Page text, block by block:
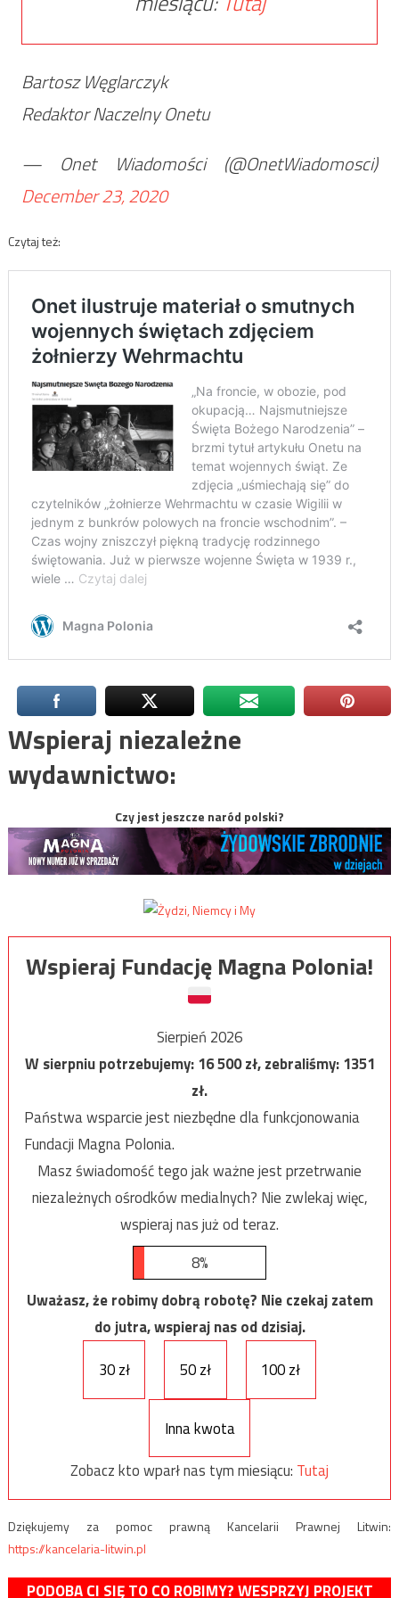
Bartosz Węglarczyk
Redaktor Naczelny Onetu
— Onet Wiadomości (@OnetWiadomosci)
December 23, 2020
Czytaj też:
Wspieraj niezależne
wydawnictwo:
Czy jest jeszcze naród polski?
Wspieraj Fundację Magna Polonia!
Sierpień 2026
W sierpniu potrzebujemy:16 500zł, zebraliśmy:1351
zł.
Państwa wsparcie jest niezbędne dla funkcjonowania
Fundacji Magna Polonia.
Masz świadomość tego jak ważne jest przetrwanie
niezależnych ośrodków medialnych? Nie zwlekaj więc,
wspieraj nas już od teraz.
8%
Uważasz, że robimy dobrą robotę? Nie czekaj zatem
do jutra, wspieraj nas od dzisiaj.
30 zł
50 zł 100 zł
Inna kwota
Zobacz kto wparł nas tym miesiącu: Tutaj
Dziękujemy za pomoc prawną Kancelarii Prawnej Litwin:
https://kancelaria-litwin.pl
PODOBA CI SIĘ TO CO ROBIMY? WESPRZYJ PROJEKT